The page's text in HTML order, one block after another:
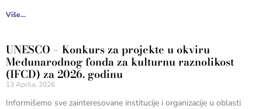
Više...
UNESCO – Konkurs za projekte u okviru
Međunarodnog fonda za kulturnu raznolikost
(IFCD) za 2026. godinu
13 Aprila, 2026
Informišemo sve zainteresovane institucije i organizacije u oblasti